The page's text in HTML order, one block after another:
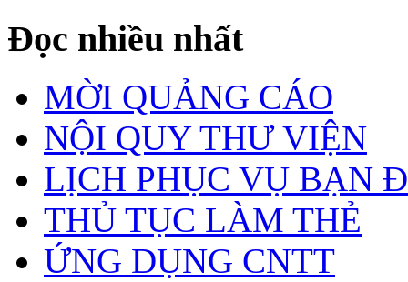
Đọc nhiều nhất
MỜI QUẢNG CÁO
NỘI QUY THƯ VIỆN
LỊCH PHỤC VỤ BẠN
THỦ TỤC LÀM THẺ
ỨNG DỤNG CNTT